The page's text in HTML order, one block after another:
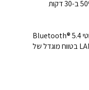
Realtek Wi-Fi 6 (2x2) וכרטיס אלחוטי Bluetooth® 5.4
(Modern Standby (מחובר); רשת LAN בטווח מוגדל של